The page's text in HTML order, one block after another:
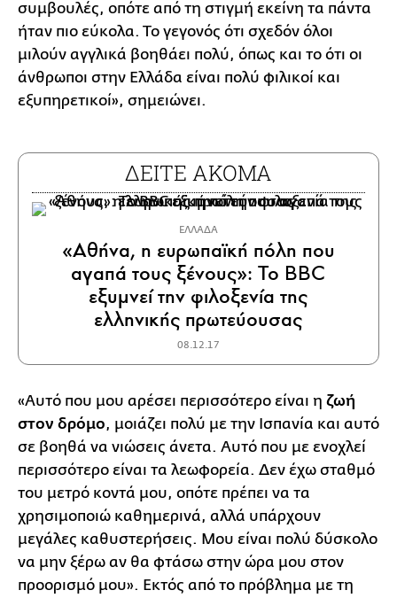
συμβουλές, οπότε από τη στιγμή εκείνη τα πάντα
ήταν πιο εύκολα. Το γεγονός ότι σχεδόν όλοι
μιλούν αγγλικά βοηθάει πολύ, όπως και το ότι οι
άνθρωποι στην Ελλάδα είναι πολύ φιλικοί και
εξυπηρετικοί», σημειώνει.
ΔΕΙΤΕ ΑΚΟΜΑ
ΕΛΛΑΔΑ
«Αθήνα, η ευρωπαϊκή πόλη που
αγαπά τους ξένους»: Το BBC
εξυμνεί την φιλοξενία της
ελληνικής πρωτεύουσας
08.12.17
«Αυτό που μου αρέσει περισσότερο είναι η ζωή
στον δρόμο, μοιάζει πολύ με την Ισπανία και αυτό
σε βοηθά να νιώσεις άνετα. Αυτό που με ενοχλεί
περισσότερο είναι τα λεωφορεία. Δεν έχω σταθμό
του μετρό κοντά μου, οπότε πρέπει να τα
χρησιμοποιώ καθημερινά, αλλά υπάρχουν
μεγάλες καθυστερήσεις. Μου είναι πολύ δύσκολο
να μην ξέρω αν θα φτάσω στην ώρα μου στον
προορισμό μου». Εκτός από το πρόβλημα με τη